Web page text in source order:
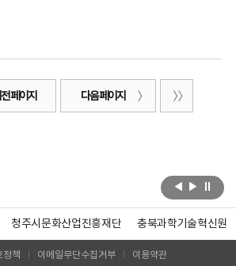
페이지 다음 페이지
청주시문화산업진흥재단 충북과학기술혁신원
정책 이메일무단수집거부 이용약관